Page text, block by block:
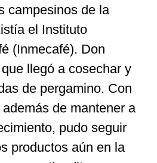
campesinos de la
el Instituto
(Inmecafé). Don
llegó a cosechar y
de pergamino. Con
de mantener a
pudo seguir
productos aún en la